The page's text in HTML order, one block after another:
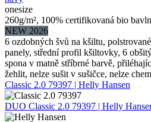
onesize
260g/m², 100% certifikovaná bio
NEW 2026
6 ozdobných švů na kšiltu,
panely, střední profil kšiltovky, 6
spona v matně stříbrné barvě,
žehlit, nelze sušit v sušičce, nelze
Classic 2.0 79397 | Helly Hansen
DUO Classic 2.0 79397 | Helly